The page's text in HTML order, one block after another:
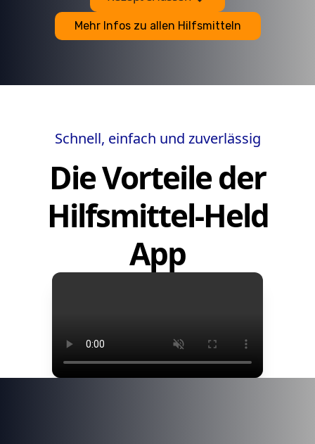
Mehr Infos zu allen Hilfsmitteln
Schnell, einfach und zuverlässig
Die Vorteile der
Hilfsmittel-Held
App